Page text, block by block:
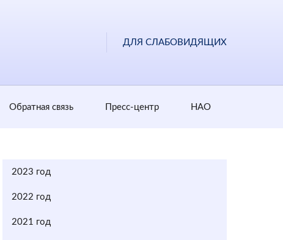
ДЛЯ СЛАБОВИДЯЩИХ
Обратная cвязь Пресс-центр НАО
2023 год
2022 год
2021 год